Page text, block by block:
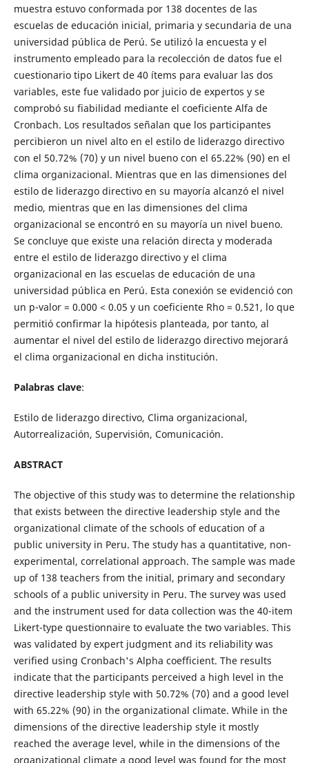
muestra estuvo conformada por 138 docentes de las
escuelas de educación inicial, primaria y secundaria de una
universidad pública de Perú. Se utilizó la encuesta y el
instrumento empleado para la recolección de datos fue el
cuestionario tipo Likert de 40 ítems para evaluar las dos
variables, este fue validado por juicio de expertos y se
comprobó su fiabilidad mediante el coeficiente Alfa de
Cronbach. Los resultados señalan que los participantes
percibieron un nivel alto en el estilo de liderazgo directivo
con el 50.72% (70) y un nivel bueno con el 65.22% (90) en el
clima organizacional. Mientras que en las dimensiones del
estilo de liderazgo directivo en su mayoría alcanzó el nivel
medio, mientras que en las dimensiones del clima
organizacional se encontró en su mayoría un nivel bueno.
Se concluye que existe una relación directa y moderada
entre el estilo de liderazgo directivo y el clima
organizacional en las escuelas de educación de una
universidad pública en Perú. Esta conexión se evidenció con
un p-valor = 0.000 < 0.05 y un coeficiente Rho = 0.521, lo que
permitió confirmar la hipótesis planteada, por tanto, al
aumentar el nivel del estilo de liderazgo directivo mejorará
el clima organizacional en dicha institución.
Palabras clave:
Estilo de liderazgo directivo, Clima organizacional,
Autorrealización, Supervisión, Comunicación.
ABSTRACT
The objective of this study was to determine the relationship
that exists between the directive leadership style and the
organizational climate of the schools of education of a
public university in Peru. The study has a quantitative, non-
experimental, correlational approach. The sample was made
up of 138 teachers from the initial, primary and secondary
schools of a public university in Peru. The survey was used
and the instrument used for data collection was the 40-item
Likert-type questionnaire to evaluate the two variables. This
was validated by expert judgment and its reliability was
verified using Cronbach's Alpha coefficient. The results
indicate that the participants perceived a high level in the
directive leadership style with 50.72% (70) and a good level
with 65.22% (90) in the organizational climate. While in the
dimensions of the directive leadership style it mostly
reached the average level, while in the dimensions of the
organizational climate a good level was found for the most